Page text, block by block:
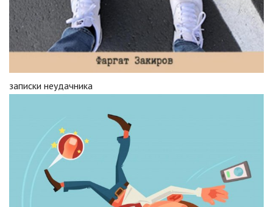
записки неудачника